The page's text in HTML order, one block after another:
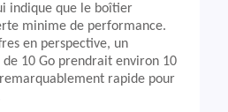
indique que le boîtier
minime de performance.
en perspective, un
10 Go prendrait environ 10
rapide pour